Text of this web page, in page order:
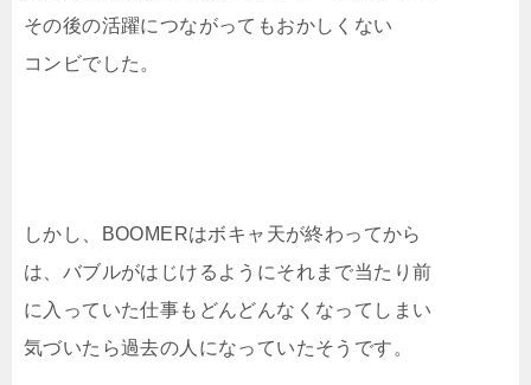
その後の活躍につながってもおかしくない
コンビでした。
しかし、BOOMERはボキャ天が終わってから
は、バブルがはじけるようにそれまで当たり前
に入っていた仕事もどんどんなくなってしまい
気づいたら過去の人になっていたそうです。